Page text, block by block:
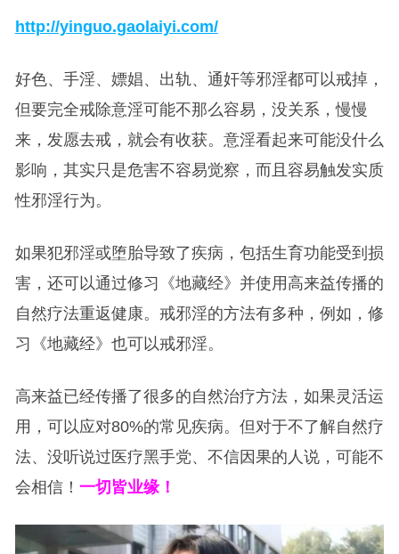
http://yinguo.gaolaiyi.com/
好色、手淫、嫖娼、出轨、通奸等邪淫都可以戒掉，
但要完全戒除意淫可能不那么容易，没关系，慢慢
来，发愿去戒，就会有收获。意淫看起来可能没什么
影响，其实只是危害不容易觉察，而且容易触发实质
性邪淫行为。
如果犯邪淫或堕胎导致了疾病，包括生育功能受到损
害，还可以通过修习《地藏经》并使用高来益传播的
自然疗法重返健康。戒邪淫的方法有多种，例如，修
习《地藏经》也可以戒邪淫。
高来益已经传播了很多的自然治疗方法，如果灵活运
用，可以应对80%的常见疾病。但对于不了解自然疗
法、没听说过医疗黑手党、不信因果的人说，可能不
会相信！ 一切皆业缘！